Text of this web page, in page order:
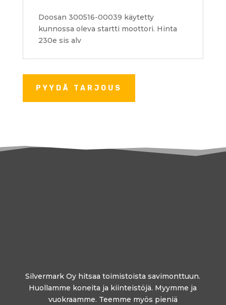
Doosan 300516-00039 käytetty
kunnossa oleva startti moottori. Hinta
230e sis alv
PYYDÄ TARJOUS
Silvermark Oy hitsaa toimistoista savimonttuun.
Huollamme koneita ja kiinteistöjä. Myymme ja
vuokraamme. Teemme myös pieniä